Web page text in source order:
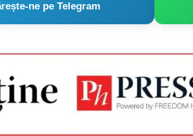
ne pe Telegram